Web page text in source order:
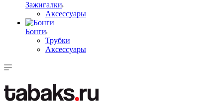
Зажигалки
Аксессуары
Бонги
Трубки
Аксессуары